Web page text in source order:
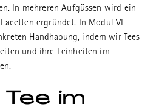
In mehreren Aufgüssen wird ein
ergründet. In Modul VI
Handhabung, indem wir Tees
und ihre Feinheiten im
Tee im